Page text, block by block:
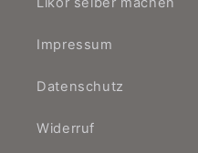
Impressum
Datenschutz
Widerruf